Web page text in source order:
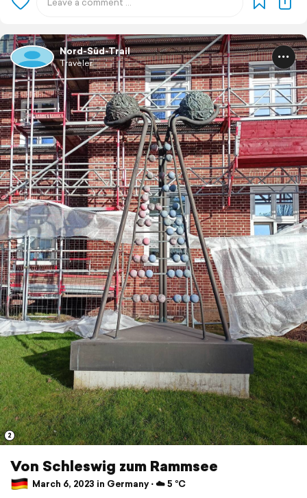
Nord-Süd-Trail
Traveler
2
Von Schleswig zum Rammsee
March 6, 2023 in Germany ⋅ ☁️ 5 °C